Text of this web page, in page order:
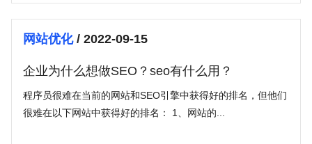
网站优化/ 2022-09-15
企业为什么想做SEO？seo有什么用？
程序员很难在当前的网站和SEO引擎中获得好的排名，但他们
很难在以下网站中获得好的排名： 1、网站的...